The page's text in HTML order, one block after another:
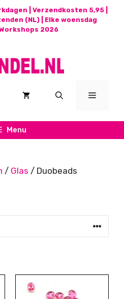
| Verzendkosten 5,95 |
(NL) | Elke woensdag
2026
Menu
Menu
/ Glas / Duobeads